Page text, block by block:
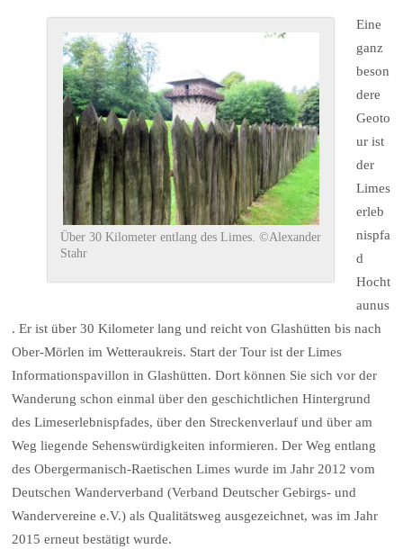
Über 30 Kilometer entlang des Limes. ©Alexander
Stahr
Eine
ganz
beson
dere
Geoto
ur ist
der
Limes
erleb
nispfa
d
Hocht
aunus
. Er ist über 30 Kilometer lang und reicht von Glashütten bis nach
Ober-Mörlen im Wetteraukreis. Start der Tour ist der Limes
Informationspavillon in Glashütten. Dort können Sie sich vor der
Wanderung schon einmal über den geschichtlichen Hintergrund
des Limeserlebnispfades, über den Streckenverlauf und über am
Weg liegende Sehenswürdigkeiten informieren. Der Weg entlang
des Obergermanisch-Raetischen Limes wurde im Jahr 2012 vom
Deutschen Wanderverband (Verband Deutscher Gebirgs- und
Wandervereine e.V.) als Qualitätsweg ausgezeichnet, was im Jahr
2015 erneut bestätigt wurde.